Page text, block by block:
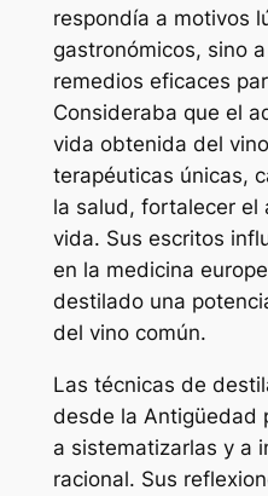
respondía a motivos
gastronómicos, sino
remedios eficaces
Consideraba que el
vida obtenida del
terapéuticas únicas,
la salud, fortalecer el
vida. Sus escritos
en la medicina
destilado una
del vino común.
Las técnicas de
desde la Antigüedad
a sistematizarlas y a
racional. Sus